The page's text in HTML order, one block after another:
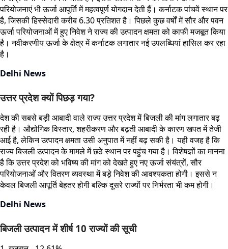
परियोजनाएं भी ऊर्जा आपूर्ति में महत्वपूर्ण योगदान देती हैं। कर्नाटक पांचवें स्थान पर
है, जिसकी हिस्सेदारी करीब 6.30 प्रतिशत है। पिछले कुछ वर्षों में सौर और पवन
ऊर्जा परियोजनाओं में हुए निवेश ने राज्य की उत्पादन क्षमता को काफी मजबूत किया
है। नवीकरणीय ऊर्जा के क्षेत्र में कर्नाटक लगातार नई उपलब्धियां हासिल कर रहा
है।
Delhi News
उत्तर प्रदेश क्यों पिछड़ गया?
देश की सबसे बड़ी आबादी वाले राज्य उत्तर प्रदेश में बिजली की मांग लगातार बढ़
रही है। औद्योगिक विस्तार, शहरीकरण और बढ़ती आबादी के कारण खपत में तेजी
आई है, लेकिन उत्पादन क्षमता उसी अनुपात में नहीं बढ़ सकी है। यही वजह है कि
राज्य बिजली उत्पादन के मामले में छठे स्थान पर पहुंच गया है। विशेषज्ञों का मानना
है कि उत्तर प्रदेश को भविष्य की मांग को देखते हुए नए ऊर्जा संयंत्रों, सौर
परियोजनाओं और वितरण व्यवस्था में बड़े निवेश की आवश्यकता होगी। इससे न
केवल बिजली आपूर्ति बेहतर होगी बल्कि दूसरे राज्यों पर निर्भरता भी कम होगी।
Delhi News
बिजली उत्पादन में शीर्ष 10 राज्यों की सूची